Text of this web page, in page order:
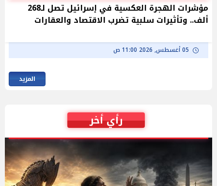
مؤشرات الهجرة العكسية في إسرائيل تصل لـ268
ألف.. وتأثيرات سلبية تضرب الاقتصاد والعقارات
05 أغسطس, 2026 11:00 ص
المزيد
رأي أخر